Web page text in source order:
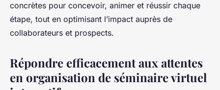
concrètes pour concevoir, animer et réussir chaque
étape, tout en optimisant l’impact auprès de
collaborateurs et prospects.
Répondre efficacement aux attentes
en organisation de séminaire virtuel